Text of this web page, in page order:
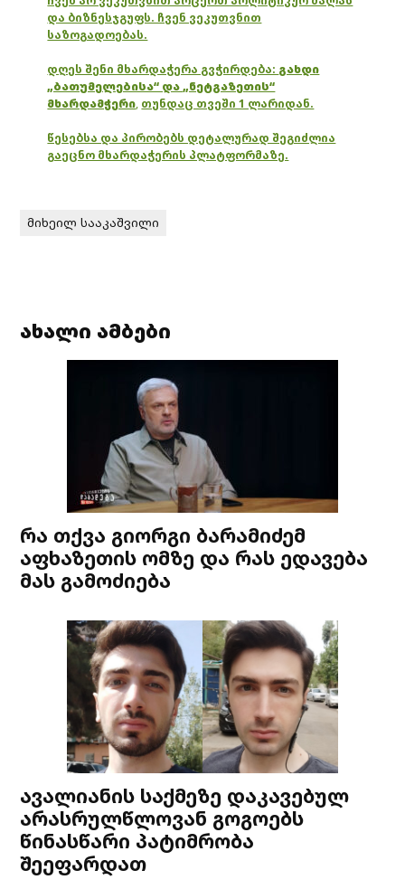
და ბიზნესჯგუფს. ჩვენ ვეკუთვნით
საზოგადოებას.
დღეს შენი მხარდაჭერა გვჭირდება: გახდი
„ბათუმელებისა“ და „ნეტგაზეთის“
მხარდამჭერი, თუნდაც თვეში 1 ლარიდან.
წესებსა და პირობებს დეტალურად შეგიძლია
გაეცნო მხარდაჭერის პლატფორმაზე.
მიხეილ სააკაშვილი
ახალი ამბები
რა თქვა გიორგი ბარამიძემ
აფხაზეთის ომზე და რას ედავება
მას გამოძიება
ავალიანის საქმეზე დაკავებულ
არასრულწლოვან გოგოებს
წინასწარი პატიმრობა
შეეფარდათ